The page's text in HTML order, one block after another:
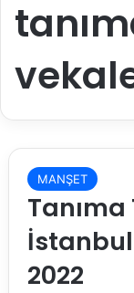
MANŞET
Tanıma
İstanbul
2022